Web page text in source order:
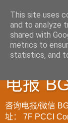
菲律宾
电报
咨询电报/微信
址： 7F PCCI
This site uses
and to analyze
shared with
metrics to
statistics, and